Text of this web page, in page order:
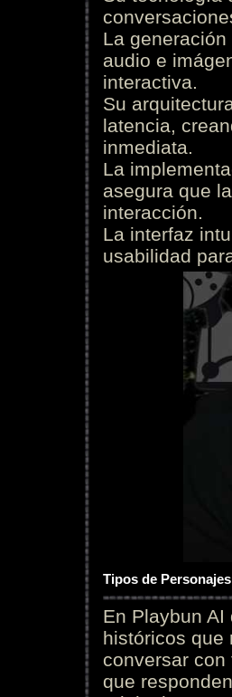
La
audio e
interactiva.
Su
latencia,
inmediata.
La
asegura que
interacción.
La interfaz
usabilidad
Tipos de
En Playbun
históricos que
conversar
que